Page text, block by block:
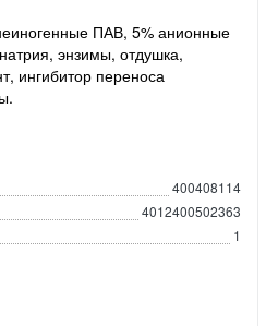
ПАВ, 5% анионные
энзимы, отдушка,
ингибитор переноса
400408114
4012400502363
1